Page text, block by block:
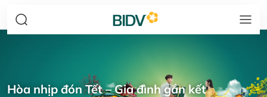
Hòa nhịp đón Tết – Gia đình gắn kết